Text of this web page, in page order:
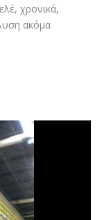
χρονικά,
ακόμα